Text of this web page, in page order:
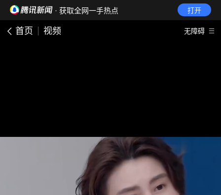
· 获取全网一手热点 打开
首页 视频 无障碍